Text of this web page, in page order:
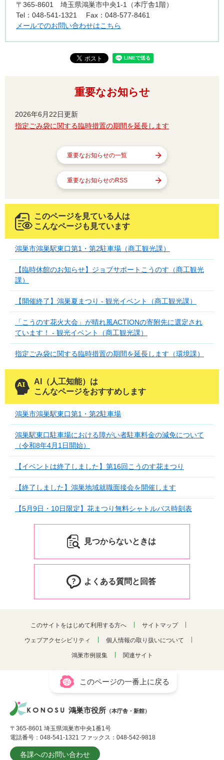
〒365-8601
埼玉県鴻巣市中央1-1（本庁舎1階）
Tel：048-541-1321
Fax：048-577-8461
メールでのお問い合わせはこちら
重要なお知らせ
2026年6月22日更新
指定ごみ袋に関する臨時措置の期間を延長します
重要なお知らせの一覧
重要なお知らせのRSS
このページを見ている人は
こんなページも見ています
鴻巣市鴻巣駅東口第1・第2駐車場（商工観光課）
【臨時休館のお知らせ】ジョブサポートこうのす（商工観光
課）
【開催終了】鴻巣夏まつり - 観光イベント（商工観光課）
「こうのす花火大会」が晴れ風ACTIONの寄附先に選定され
ています！ - 観光イベント（商工観光課）
指定ごみ袋に関する臨時措置の期間を延長します（環境課）
AI（人工知能）は
こんなページをおすすめします
鴻巣市鴻巣駅東口第1・第2駐車場
鴻巣駅東口駐車場における障がい者駐車料金の減免について
（令和8年4月1日開始）
【イベントは終了しました】第16回こうのす花まつり
【終了しました】鴻巣地域就職面接会を開催します
【5月9日・10日限定】花まつり無料シャトルバス時刻表
見つからないときは
よくある質問と回答
このサイトをはじめて利用する方へ サイトマップ
ウェブアクセシビリティ 個人情報の取り扱いについて
鴻巣市例規集 関連サイト
このページの一番上に戻る
鴻巣市役所 （本庁舎・新館）
〒365-8601 埼玉県鴻巣市中央1番1号
電話番号：048-541-1321 ファックス：048-542-9818
各課へのお問い合わせ